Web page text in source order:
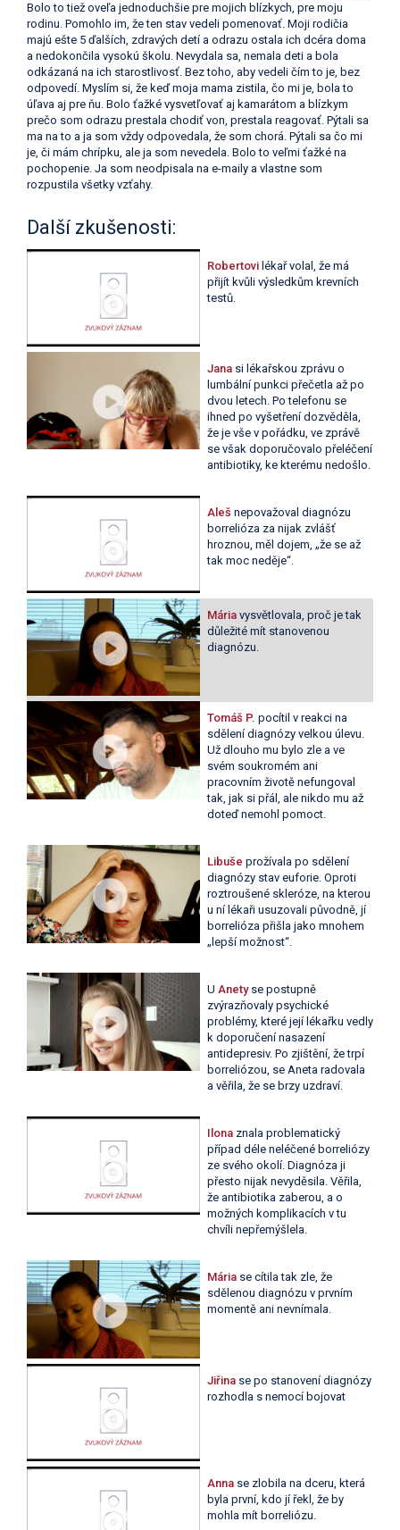
Bolo to tiež oveľa jednoduchšie pre mojich blízkych, pre moju
rodinu. Pomohlo im, že ten stav vedeli pomenovať. Moji rodičia
majú ešte 5 ďalších, zdravých detí a odrazu ostala ich dcéra doma
a nedokončila vysokú školu. Nevydala sa, nemala deti a bola
odkázaná na ich starostlivosť. Bez toho, aby vedeli čím to je, bez
odpovedí. Myslím si, že keď moja mama zistila, čo mi je, bola to
úľava aj pre ňu. Bolo ťažké vysvetľovať aj kamarátom a blízkym
prečo som odrazu prestala chodiť von, prestala reagovať. Pýtali sa
ma na to a ja som vždy odpovedala, že som chorá. Pýtali sa čo mi
je, či mám chrípku, ale ja som nevedela. Bolo to veľmi ťažké na
pochopenie. Ja som neodpisala na e-maily a vlastne som
rozpustila všetky vzťahy.
Další zkušenosti:
Robertovi lékař volal, že má
přijít kvůli výsledkům krevních
testů.
Jana si lékařskou zprávu o
lumbální punkci přečetla až po
dvou letech. Po telefonu se
ihned po vyšetření dozvěděla,
že je vše v pořádku, ve zprávě
se však doporučovalo přeléčení
antibiotiky, ke kterému nedošlo.
Aleš nepovažoval diagnózu
borrelióza za nijak zvlášť
hroznou, měl dojem, „že se až
tak moc neděje“.
Mária vysvětlovala, proč je tak
důležité mít stanovenou
diagnózu.
Tomáš P. pocítil v reakci na
sdělení diagnózy velkou úlevu.
Už dlouho mu bylo zle a ve
svém soukromém ani
pracovním životě nefungoval
tak, jak si přál, ale nikdo mu až
doteď nemohl pomoct.
Libuše prožívala po sdělení
diagnózy stav euforie. Oproti
roztroušené skleróze, na kterou
u ní lékaři usuzovali původně, jí
borrelióza přišla jako mnohem
„lepší možnost“.
U Anety se postupně
zvýrazňovaly psychické
problémy, které její lékařku vedly
k doporučení nasazení
antidepresiv. Po zjištění, že trpí
borreliózou, se Aneta radovala
a věřila, že se brzy uzdraví.
Ilona znala problematický
případ déle neléčené borreliózy
ze svého okolí. Diagnóza ji
přesto nijak nevyděsila. Věřila,
že antibiotika zaberou, a o
možných komplikacích v tu
chvíli nepřemýšlela.
Mária se cítila tak zle, že
sdělenou diagnózu v prvním
momentě ani nevnímala.
Jiřina se po stanovení diagnózy
rozhodla s nemocí bojovat
Anna se zlobila na dceru, která
byla první, kdo jí řekl, že by
mohla mít borreliózu.